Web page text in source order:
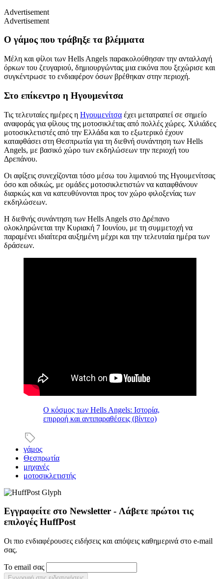
Advertisement
Advertisement
Ο γάμος που τράβηξε τα βλέμματα
Μέλη και φίλοι των Hells Angels παρακολούθησαν την ανταλλαγή
όρκων του ζευγαριού, δημιουργώντας μια εικόνα που ξεχώρισε και
συγκέντρωσε το ενδιαφέρον όσων βρέθηκαν στην περιοχή.
Στο επίκεντρο η Ηγουμενίτσα
Τις τελευταίες ημέρες η Ηγουμενίτσα έχει μετατραπεί σε σημείο
αναφοράς για φίλους της μοτοσικλέτας από πολλές χώρες. Χιλιάδες
μοτοσικλετιστές από την Ελλάδα και το εξωτερικό έχουν
καταφθάσει στη Θεσπρωτία για τη διεθνή συνάντηση των Hells
Angels, με βασικό χώρο των εκδηλώσεων την περιοχή του
Δρεπάνου.
Οι αφίξεις συνεχίζονται τόσο μέσω του λιμανιού της Ηγουμενίτσας
όσο και οδικώς, με ομάδες μοτοσικλετιστών να καταφθάνουν
διαρκώς και να κατευθύνονται προς τον χώρο φιλοξενίας των
εκδηλώσεων.
Η διεθνής συνάντηση των Hells Angels στο Δρέπανο
ολοκληρώνεται την Κυριακή 7 Ιουνίου, με τη συμμετοχή να
παραμένει ιδιαίτερα αυξημένη μέχρι και την τελευταία ημέρα των
δράσεων.
Ο κόσμος των Hells Angels: Ιστορία,
επιρροή και αντιπαραθέσεις (βίντεο)
γάμος
Θεσπρωτία
μηχανές
μοτοσικλετιστής
Εγγραφείτε στο Newsletter - Λάβετε πρώτοι τις
επιλογές HuffPost
Οι πιο ενδιαφέρουσες ειδήσεις και απόψεις καθημερινά στο e-mail
σας.
Το email σας